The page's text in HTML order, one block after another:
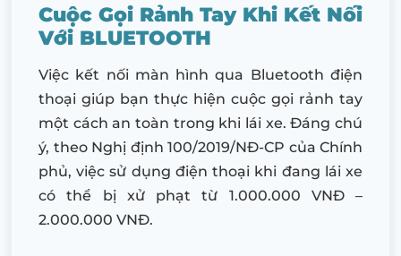
Cuộc Gọi Rảnh Tay Khi Kết Nối
Với BLUETOOTH
Việc kết nối màn hình qua Bluetooth điện
thoại giúp bạn thực hiện cuộc gọi rảnh tay
một cách an toàn trong khi lái xe. Đáng chú
ý, theo Nghị định 100/2019/NĐ-CP của Chính
phủ, việc sử dụng điện thoại khi đang lái xe
có thể bị xử phạt từ 1.000.000 VNĐ –
2.000.000 VNĐ.